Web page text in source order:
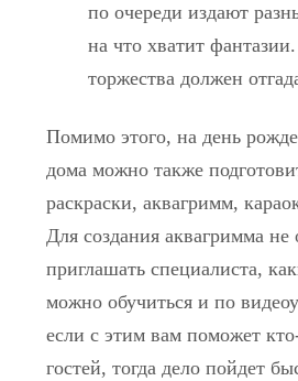
по очереди издают
на что хватит
торжества должен
Помимо этого, на день
дома можно также
раскраски, аквагримм,
Для создания аквагримма не
приглашать специалиста,
можно обучиться и по
если с этим вам поможет
гостей, тогда дело пойдет